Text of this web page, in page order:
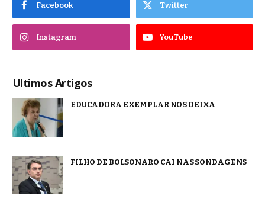
Facebook Twitter
Instagram YouTube
Ultimos Artigos
EDUCADORA EXEMPLAR NOS DEIXA
FILHO DE BOLSONARO CAI NAS SONDAGENS